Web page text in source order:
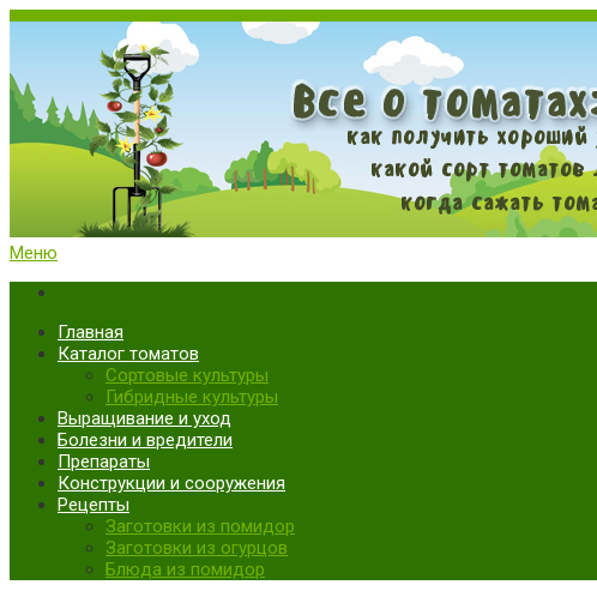
Меню
Главная
Каталог томатов
Сортовые культуры
Гибридные культуры
Выращивание и уход
Болезни и вредители
Препараты
Конструкции и сооружения
Рецепты
Заготовки из помидор
Заготовки из огурцов
Блюда из помидор